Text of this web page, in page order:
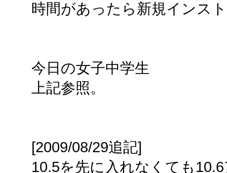
時間があったら新規インス
今日の女子中学生
上記参照。
[2009/08/29追記]
10.5を先に入れなくても